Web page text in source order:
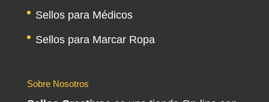
Sellos para Médicos
Sellos para Marcar Ropa
Sobre Nosotros